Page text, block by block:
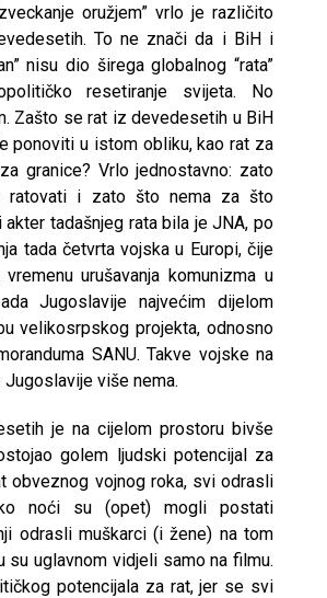
oružjem” vrlo je različito
To ne znači da i BiH i
nisu dio širega globalnog “rata”
resetiranje svijeta. No
Zašto se rat iz devedesetih u BiH
ponoviti u istom obliku, kao rat za
granice? Vrlo jednostavno: zato
ratovati i zato što nema za što
akter tadašnjeg rata bila je JNA, po
tada četvrta vojska u Europi, čije
urušavanja komunizma u
Jugoslavije najvećim dijelom
velikosrpskog projekta, odnosno
SANU. Takve vojske na
više nema.
je na cijelom prostoru bivše
golem ljudski potencijal za
obveznog vojnog roka, svi odrasli
noći su (opet) mogli postati
odrasli muškarci (i žene) na tom
su uglavnom vidjeli samo na filmu.
potencijala za rat, jer se svi